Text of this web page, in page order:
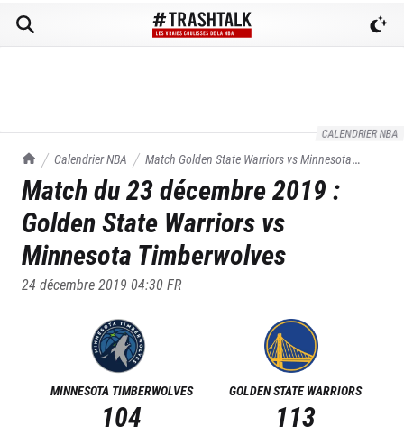
CALENDRIER NBA
TrashTalk Actu NBA
Calendrier NBA Match Golden State Warriors vsMinnesota
Timberwolves
du23/12/2019
Match du23 décembre 2019 :
Golden State Warriors vs
Minnesota Timberwolves
24 décembre 2019 04:30FR
MINNESOTA TIMBERWOLVES
104
GOLDEN STATE WARRIORS
113